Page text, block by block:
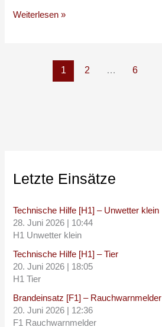
Letzte Einsätze
Technische Hilfe [H1] – Unwetter klein
28. Juni 2026
10:44
H1 Unwetter klein
Technische Hilfe [H1] – Tier
20. Juni 2026
18:05
H1 Tier
Brandeinsatz [F1] – Rauchwarnmelder
20. Juni 2026
12:36
F1 Rauchwarnmelder
Weiterlesen »
1 2 … 6